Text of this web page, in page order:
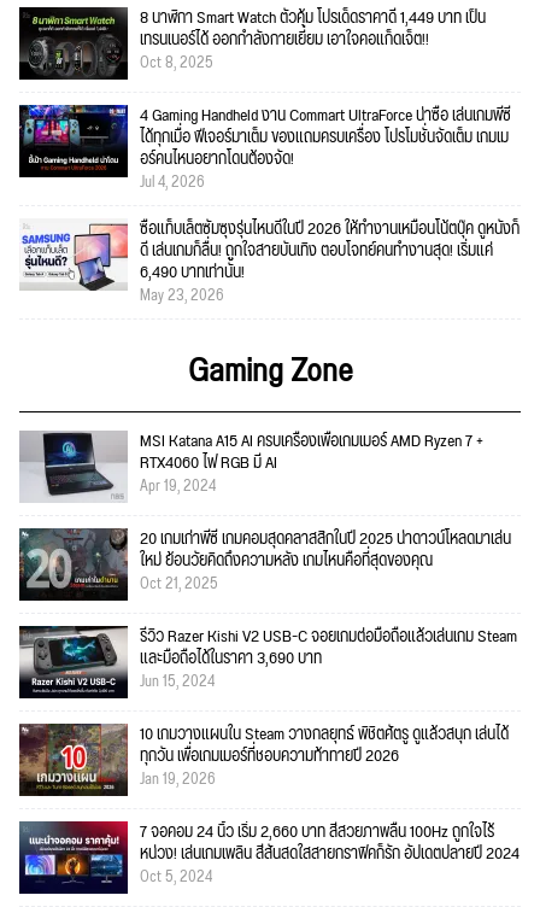
8 นาฬิกา Smart Watch ตัวคุ้ม โปรเด็ดราคาดี 1,449 บาท เป็น
เทรนเนอร์ได้ ออกกำลังกายเยี่ยม เอาใจคอแก็ดเจ็ต!!
Oct 8, 2025
4 Gaming Handheld งาน Commart UltraForce น่าซื้อ เล่นเกมพีซี
ได้ทุกเมื่อ ฟีเจอร์มาเต็ม ของแถมครบเครื่อง โปรโมชั่นจัดเต็ม เกมเม
อร์คนไหนอยากโดนต้องจัด!
Jul 4, 2026
ซื้อแท็บเล็ตซัมซุงรุ่นไหนดีในปี 2026 ให้ทำงานเหมือนโน้ตบุ๊ค ดูหนังก็
ดี เล่นเกมก็ลื่น! ถูกใจสายบันเทิง ตอบโจทย์คนทำงานสุด! เริ่มแค่
6,490 บาทเท่านั้น!
May 23, 2026
Gaming Zone
MSI Katana A15 AI ครบเครื่องเพื่อเกมเมอร์ AMD Ryzen 7 +
RTX4060 ไฟ RGB มี AI
Apr 19, 2024
20 เกมเก่าพีซี เกมคอมสุดคลาสสิกในปี 2025 น่าดาวน์โหลดมาเล่น
ใหม่ ย้อนวัยคิดถึงความหลัง เกมไหนคือที่สุดของคุณ
Oct 21, 2025
รีวิว Razer Kishi V2 USB-C จอยเกมต่อมือถือแล้วเล่นเกม Steam
และมือถือได้ในราคา 3,690 บาท
Jun 15, 2024
10 เกมวางแผนใน Steam วางกลยุทธ์ พิชิตศัตรู ดูแล้วสนุก เล่นได้
ทุกวัน เพื่อเกมเมอร์ที่ชอบความท้าทายปี 2026
Jan 19, 2026
7 จอคอม 24 นิ้ว เริ่ม 2,660 บาท สีสวยภาพลื่น 100Hz ถูกใจไร้
หน่วง! เล่นเกมเพลิน สีสันสดใสสายกราฟิคก็รัก อัปเดตปลายปี 2024
Oct 5, 2024